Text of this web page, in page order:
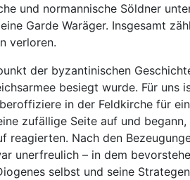
und normannische Söldner
Garde Waräger. Insgesamt
verloren.
der byzantinischen
besiegt wurde. Für
in der Feldkirche für
zufällige Seite auf und
Nach den
unerfreulich – in dem
selbst und seine